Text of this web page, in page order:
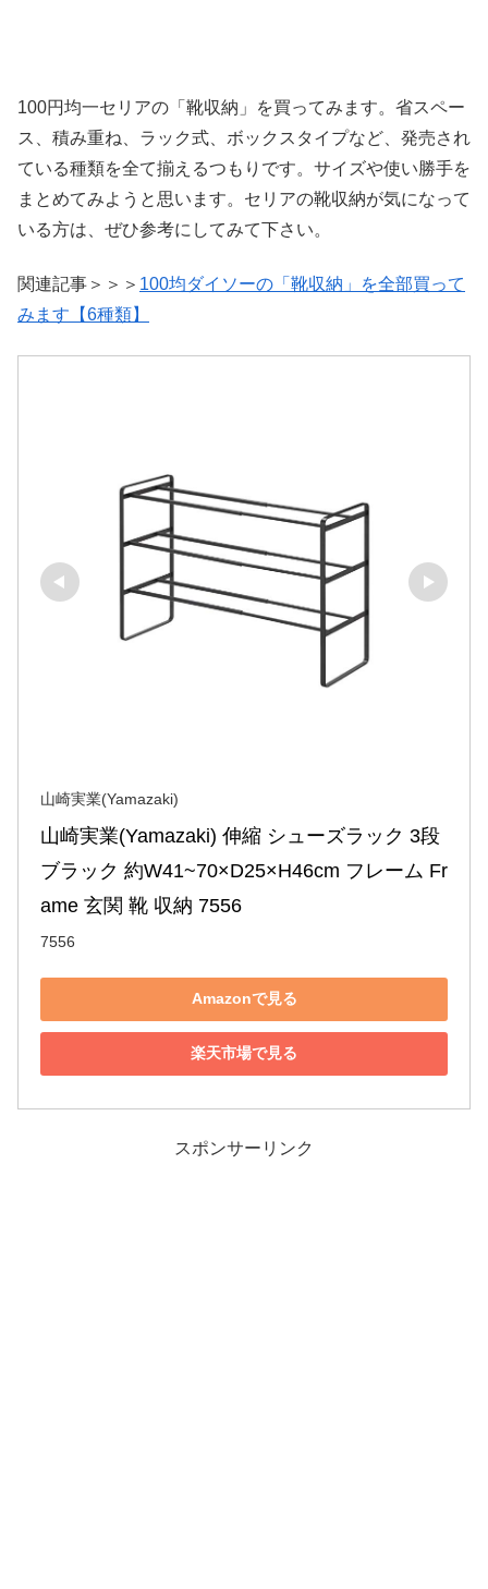
100円均一セリアの「靴収納」を買ってみます。省スペー
ス、積み重ね、ラック式、ボックスタイプなど、発売され
ている種類を全て揃えるつもりです。サイズや使い勝手を
まとめてみようと思います。セリアの靴収納が気になって
いる方は、ぜひ参考にしてみて下さい。
関連記事＞＞＞ 100均ダイソーの「靴収納」を全部買って
みます【6種類】
山崎実業(Yamazaki)
山崎実業(Yamazaki) 伸縮 シューズラック 3段
ブラック 約W41~70×D25×H46cm フレーム Fr
ame 玄関 靴 収納 7556
7556
Amazonで見る
楽天市場で見る
スポンサーリンク